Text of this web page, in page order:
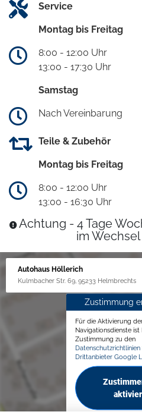
Service
Montag bis Freitag
8:00 - 12:00 Uhr
13:00 - 17:30 Uhr
Samstag
Nach Vereinbarung
Teile & Zubehör
Montag bis Freitag
8:00 - 12:00 Uhr
13:00 - 16:30 Uhr
Achtung - 4 Tage
im
Autohaus Höllerich
Kulmbacher Str. 69, 95233 Helmbrechts
Zustimmung
Für die Aktivierung
Navigationsdienste ist
Zustimmung zu den
Drittanbieter Google